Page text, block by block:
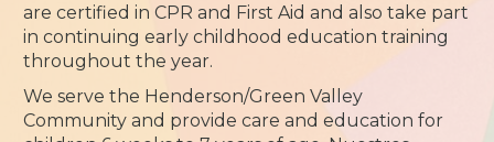
are certified in CPR and First Aid and also take part
in continuing early childhood education training
throughout the year.
We serve the Henderson/Green Valley
Community and provide care and education for